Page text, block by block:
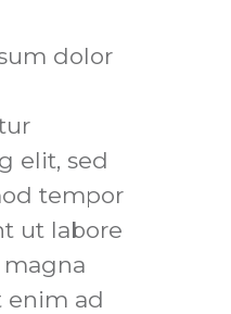
dolor
elit, sed
tempor
ut labore
enim ad